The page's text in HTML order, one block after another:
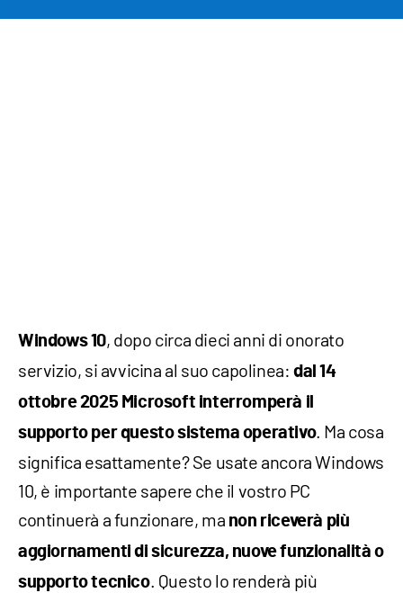
Windows 10, dopo circa dieci anni di onorato
servizio, si avvicina al suo capolinea:dal 14
ottobre 2025 Microsoft interromperà il
supporto per questo sistema operativo. Ma cosa
significa esattamente? Se usate ancora Windows
10, è importante sapere che il vostro PC
continuerà a funzionare, ma non riceverà più
aggiornamenti di sicurezza, nuove funzionalità o
supporto tecnico. Questo lo renderà più